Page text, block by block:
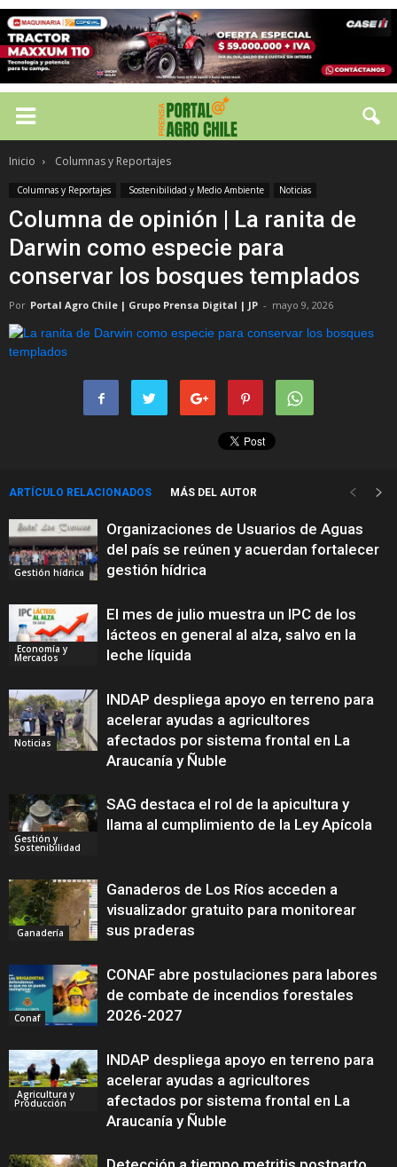
Inicio Columnas y Reportajes
Columnas y Reportajes Sostenibilidad y Medio Ambiente Noticias
Columna de opinión | La ranita de
Darwin como especie para
conservar los bosques templados
Por Portal Agro Chile | Grupo Prensa Digital | JP - mayo 9, 2026
ARTÍCULO RELACIONADOS MÁS DEL AUTOR
Gestión hídrica
Organizaciones de Usuarios de Aguas
del país se reúnen y acuerdan fortalecer
gestión hídrica
Economía y
Mercados
El mes de julio muestra un IPC de los
lácteos en general al alza, salvo en la
leche líquida
Noticias
INDAP despliega apoyo en terreno para
acelerar ayudas a agricultores
afectados por sistema frontal en La
Araucanía y Ñuble
Gestión y
Sostenibilidad
SAG destaca el rol de la apicultura y
llama al cumplimiento de la Ley Apícola
Ganadería
Ganaderos de Los Ríos acceden a
visualizador gratuito para monitorear
sus praderas
Conaf
CONAF abre postulaciones para labores
de combate de incendios forestales
2026-2027
Agricultura y
Producción
INDAP despliega apoyo en terreno para
acelerar ayudas a agricultores
afectados por sistema frontal en La
Araucanía y Ñuble